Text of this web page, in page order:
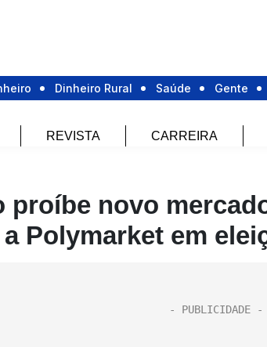
Dinheiro Rural Saúde Gente
REVISTA CARREIRA
proíbe novo
Polymarket em